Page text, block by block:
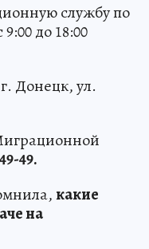
службу по
до 18:00
Донецк, ул.
49.
какие
на